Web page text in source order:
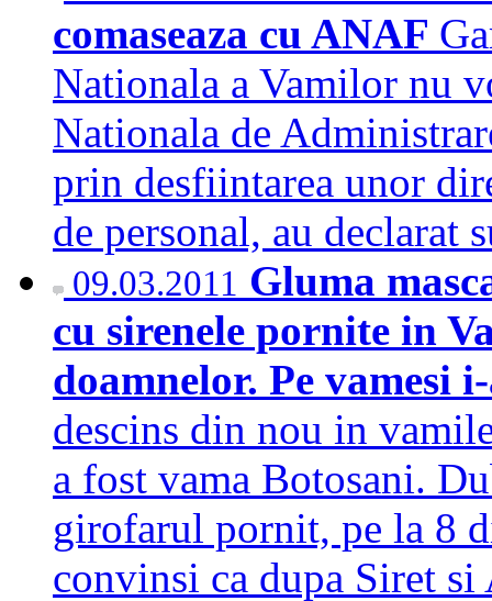
comaseaza cu ANAF
Nationala a Vamilor nu
Nationala de
prin desfiintarea unor
de personal, au
09.03.2011 Gluma
cu sirenele pornite in
doamnelor. Pe vamesi
descins din nou in
a fost vama Botosani.
girofarul pornit, pe la 8
convinsi ca dupa Siret